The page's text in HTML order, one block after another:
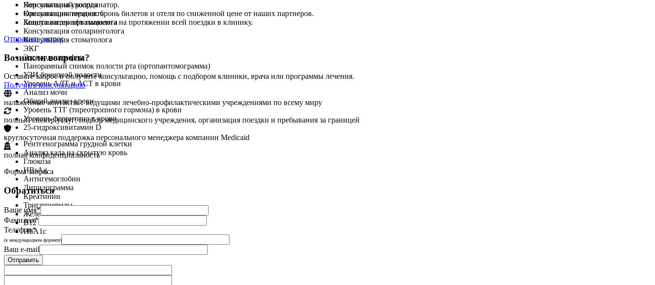
Консультация уролога
Консультация терапевта
Консультация офтальмолога
Консультация отоларинголога
Консультация стоматолога
ЭКГ
Эхокардиография
Панорамный снимок полости рта (ортопантомограмма)
УЗИ брюшной полости
Уровень АЛТ и АСТ в крови
Анализ мочи
Общий анализ крови
Уровень ТТГ (тиреотропного гормона) в крови
Уровень ферритина в крови
25-гидроксивитамин D
Рентгенограмма грудной клетки
Анализ кала на скрытую кровь
Глюкоза
HBsAg
Антигемоглобин
Липидограмма
Креатинин
Триглицериды
Железо
B12
HbA1c
Персональный координатор.
Организация поездки: бронь билетов и отеля по сниженной цене от наших партнеров.
Защита интересов пациента на протяжении всей поездки в клинику.
Отправить запрос
Возникли вопросы?
Оставьте запрос и получите консультацию, помощь с подбором клиники, врача или программы лечения.
Получить консультацию
налаженные контакты с ведущими лечебно-профилактическими учреждениями по всему миру
полный спектр услуг: подбор медицинского учреждения, организация поездки и пребывания за границей
круглосуточная поддержка персонального менеджера компании Medicaid
полная конфиденциальность
Форма запроса
Обратиться
Ваше имя*
Фамилия*
Телефон*
(в международном формате)
Ваш e-mail